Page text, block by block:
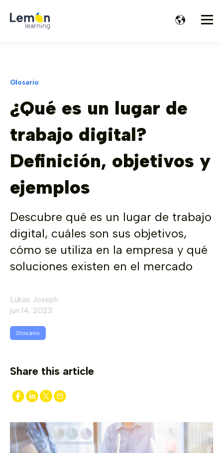
Glosario
¿Qué es un lugar de
trabajo digital?
Definición, objetivos y
ejemplos
Descubre qué es un lugar de trabajo
digital, cuáles son sus objetivos,
cómo se utiliza en la empresa y qué
soluciones existen en el mercado
Lukas Joseph
jun 14, 2023
Glosario
Share this article